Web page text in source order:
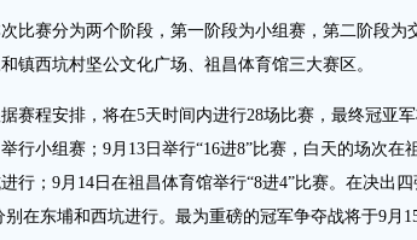
赛分为两个阶段，第一阶段为小组赛，第二阶段为
镇西坑村坚公文化广场、祖昌体育馆三大赛区。
程安排，将在5天时间内进行28场比赛，最终冠亚军
行小组赛；9月13日举行“16进8”比赛，白天的场次
行；9月14日在祖昌体育馆举行“8进4”比赛。在决出
别在东埔和西坑进行。最为重磅的冠军争夺战将于9月